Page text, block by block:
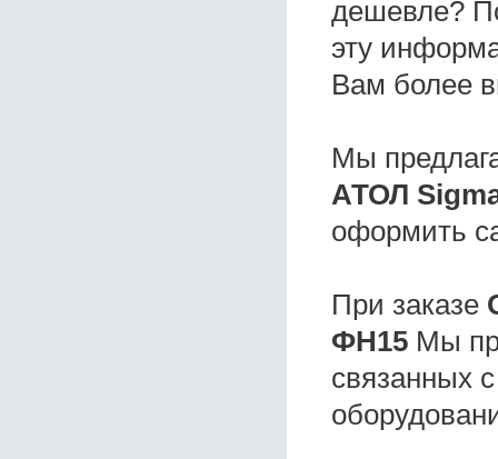
дешевле?
эту
Вам более
Мы
АТОЛ
оформить
При заказе
ФН15 Мы
связанных